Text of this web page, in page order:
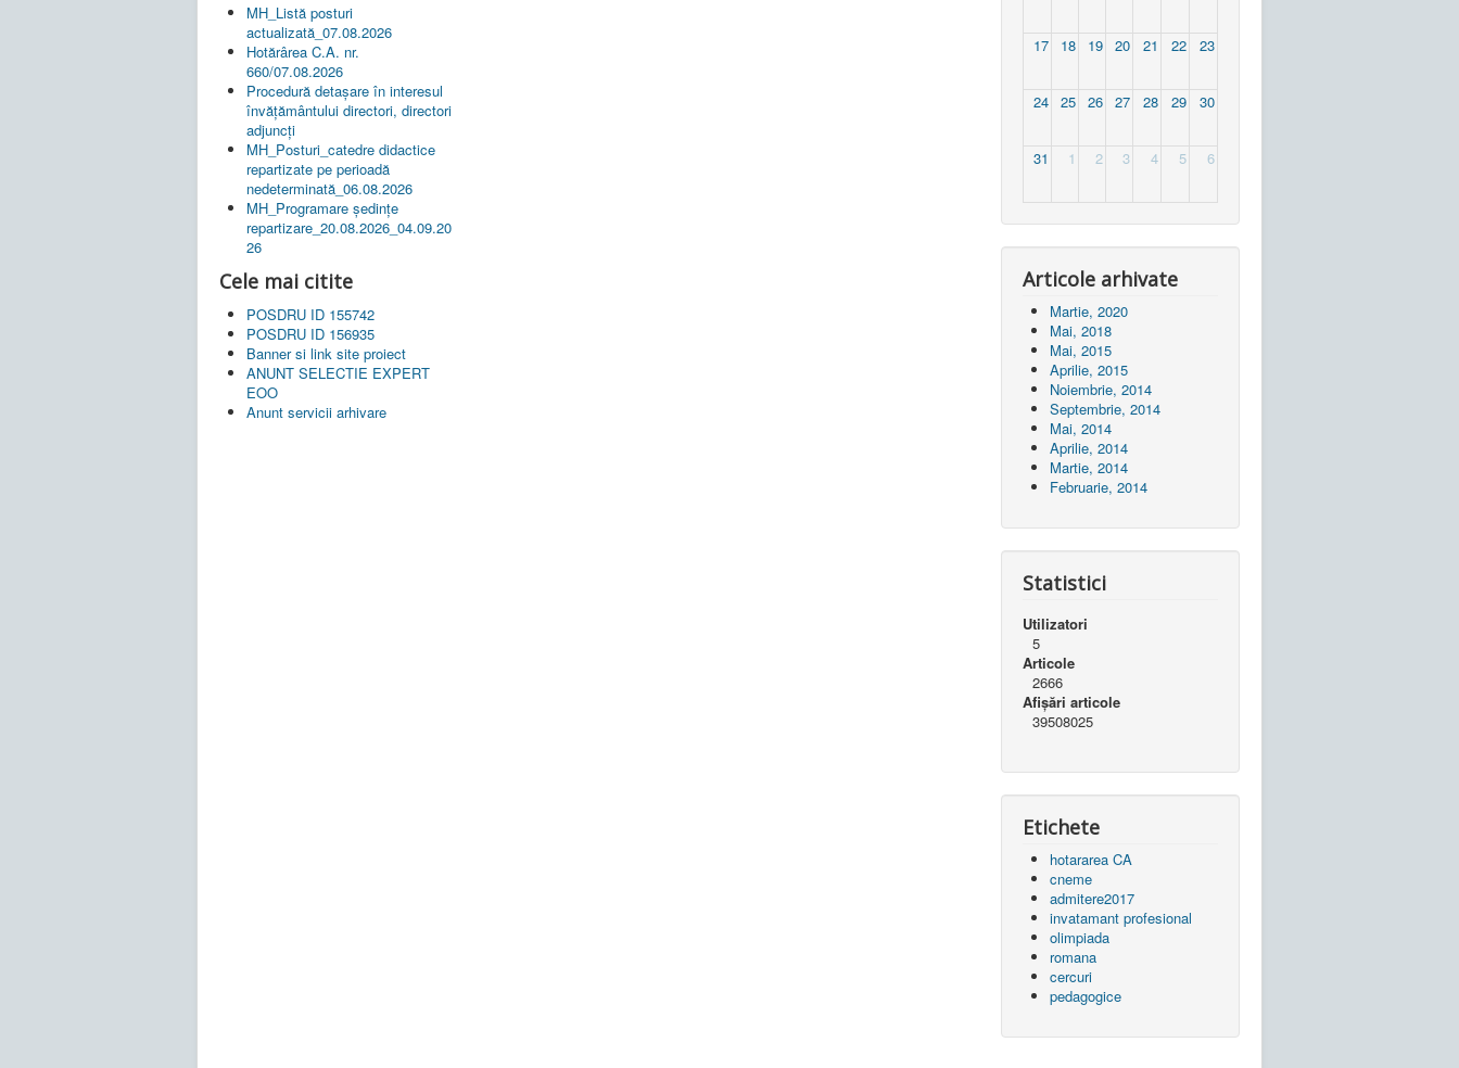
MH_Listă posturi
actualizată_07.08.2026
Hotărârea C.A. nr.
660/07.08.2026
Procedură detașare în interesul
învățământului directori, directori
adjuncți
MH_Posturi_catedre didactice
repartizate pe perioadă
nedeterminată_06.08.2026
MH_Programare ședințe
repartizare_20.08.2026_04.09.20
26
Cele mai citite
POSDRU ID 155742
POSDRU ID 156935
Banner si link site proiect
ANUNT SELECTIE EXPERT
EOO
Anunt servicii arhivare
17 18 19 20 21 22 23
24 25 26 27 28 29 30
31 1 2 3 4 5 6
Articole arhivate
Martie, 2020
Mai, 2018
Mai, 2015
Aprilie, 2015
Noiembrie, 2014
Septembrie, 2014
Mai, 2014
Aprilie, 2014
Martie, 2014
Februarie, 2014
Statistici
Utilizatori
5
Articole
2666
Afișări articole
39508025
Etichete
hotararea CA
cneme
admitere2017
invatamant profesional
olimpiada
romana
cercuri
pedagogice